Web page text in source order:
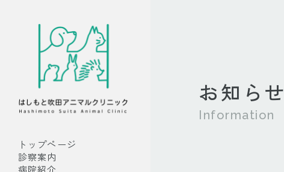
トップページ
診察案内
病院紹介
お知らせ
Information